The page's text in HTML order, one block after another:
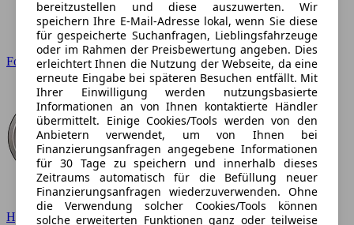
Ford
Hyundai
bereitzustellen und diese auszuwerten. Wir
speichern Ihre E-Mail-Adresse lokal, wenn Sie diese
für gespeicherte Suchanfragen, Lieblingsfahrzeuge
oder im Rahmen der Preisbewertung angeben. Dies
erleichtert Ihnen die Nutzung der Webseite, da eine
erneute Eingabe bei späteren Besuchen entfällt. Mit
Ihrer Einwilligung werden nutzungsbasierte
Informationen an von Ihnen kontaktierte Händler
übermittelt. Einige Cookies/Tools werden von den
Anbietern verwendet, um von Ihnen bei
Finanzierungsanfragen angegebene Informationen
für 30 Tage zu speichern und innerhalb dieses
Zeitraums automatisch für die Befüllung neuer
Finanzierungsanfragen wiederzuverwenden. Ohne
die Verwendung solcher Cookies/Tools können
solche erweiterten Funktionen ganz oder teilweise